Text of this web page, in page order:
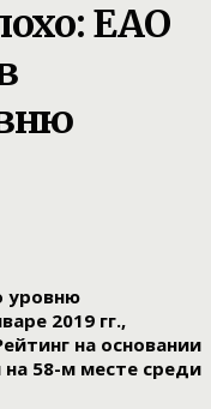
ЕАО
уровню
2019 гг.,
на основании
58-м месте среди